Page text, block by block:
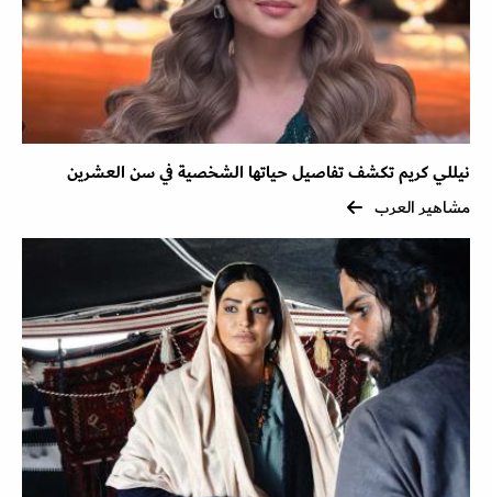
نيللي كريم تكشف تفاصيل حياتها الشخصية في سن العشرين
مشاهير العرب